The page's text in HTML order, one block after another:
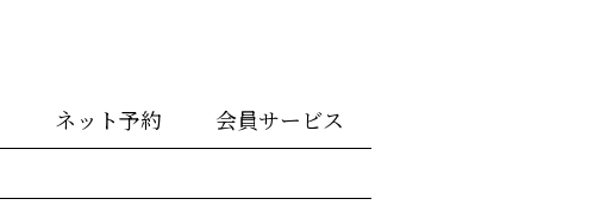
ネット予約 会員サービス